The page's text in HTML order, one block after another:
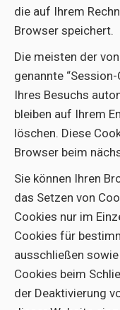
die auf Ihrem
Browser speichert.
Die meisten der
genannte
Ihres Besuchs
bleiben auf Ihrem
löschen. Diese
Browser beim
Sie können Ihren
das Setzen von
Cookies nur im
Cookies für
ausschließen
Cookies beim
der Deaktivierung